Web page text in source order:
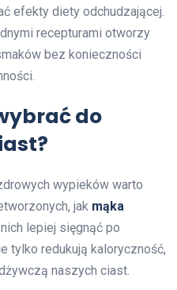
efekty diety odchudzającej.
recepturami otworzy
bez konieczności
do
wypieków warto
jak mąka
nich lepiej sięgnąć po
tylko redukują kaloryczność,
naszych ciast.